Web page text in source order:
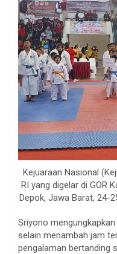
Kejuaraan Nasional
RI yang digelar di GOR
Depok, Jawa Barat, 24-
Sriyono
selain menambah jam
pengalaman bertanding